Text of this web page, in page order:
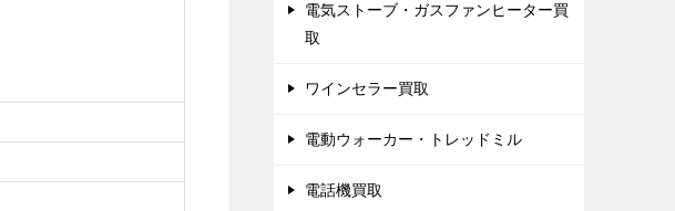
電気ストーブ・ガスファンヒーター買
取
ワインセラー買取
電動ウォーカー・トレッドミル
電話機買取